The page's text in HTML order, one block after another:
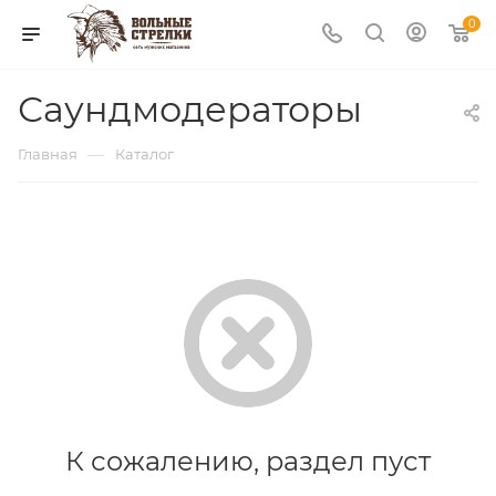
0
Саундмодераторы
Главная — Каталог
К сожалению, раздел пуст